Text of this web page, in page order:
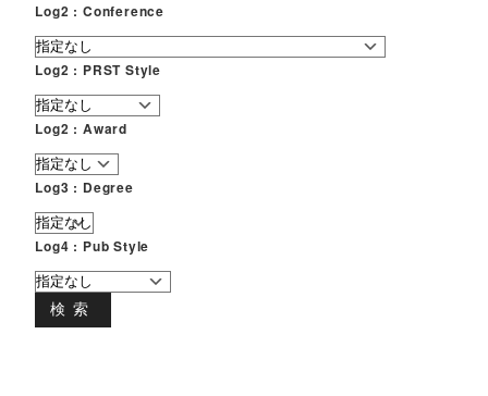
Log2 : Conference
Log2 : PRST Style
Log2 : Award
Log3 : Degree
Log4 : Pub Style
検索